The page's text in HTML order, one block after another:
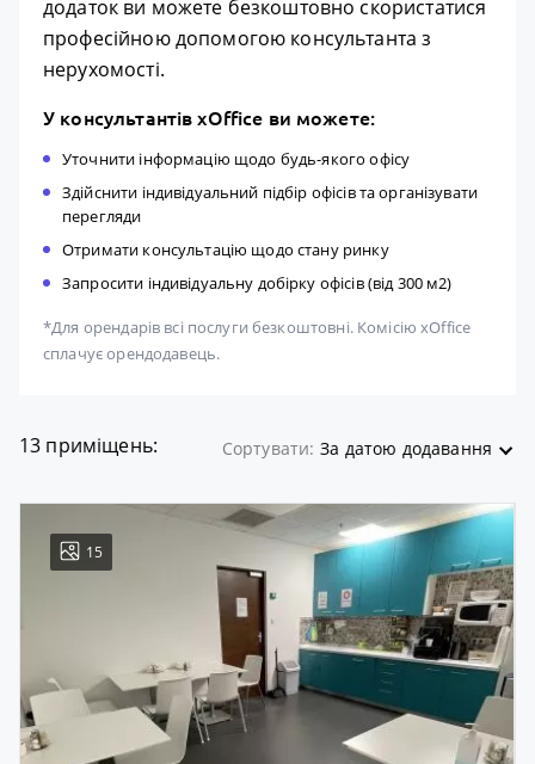
додаток ви можете безкоштовно скористатися
професійною допомогою консультанта з
нерухомості.
У консультантів xOffice ви можете:
Уточнити інформацію щодо будь-якого офісу
Здійснити індивідуальний підбір офісів та організувати
перегляди
Отримати консультацію щодо стану ринку
Запросити індивідуальну добірку офісів (від 300 м2)
*Для орендарів всі послуги безкоштовні. Комісію xOffice
сплачує орендодавець.
13 приміщень: Сортувати: За датою додавання
15